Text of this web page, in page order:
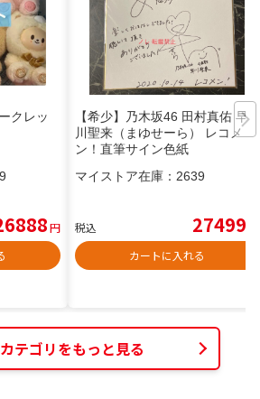
クレッ
円
【希少】乃木坂46 田村真佑 早
川聖来（まゆせーら） レコメ
ン！直筆サイン色紙
マイストア在庫： 2639
税込 27499
カートに入れる
テゴリをもっと見る